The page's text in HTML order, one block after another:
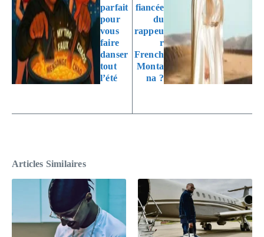
parfait
pour
vous
faire
danser
tout
l’été
fiancée
du
rappeu
r
French
Monta
na ?
Articles Similaires